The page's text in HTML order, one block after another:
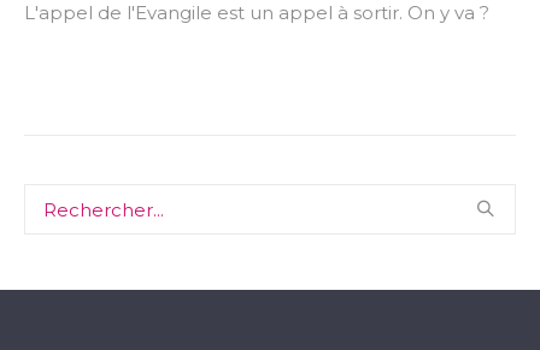
L'appel de l'Evangile est un appel à sortir. On y va ?